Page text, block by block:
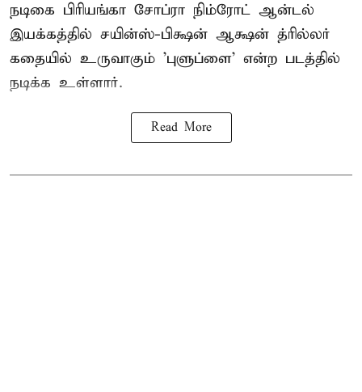
நடிகை பிரியங்கா சோப்ரா நிம்ரோட் ஆன்டல்
இயக்கத்தில் சயின்ஸ்-பிக்ஷன் ஆக்ஷன் த்ரில்லர்
கதையில் உருவாகும் 'புளுப்ளை' என்ற படத்தில்
நடிக்க உள்ளார்.
Read More